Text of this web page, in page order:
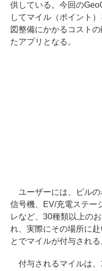
供している。今回の
してマイル（ポイント
図整備にかかるコスト
たアプリとなる。
ユーザーには、ビルの
信号機、EV/充電ステー
レなど、30種類以上の
れ、実際にその場所に
とでマイルが付与される
付与されるマイルは、